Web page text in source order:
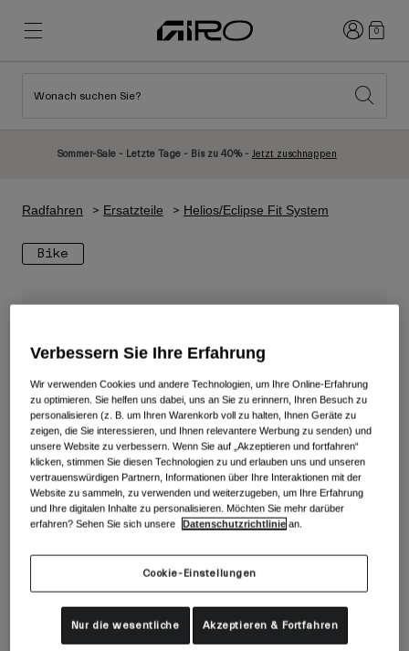
Neuzugänge
Rennrad Helme
Kinder Fahrradhelme
Alle anzeigen
Schuhe
Rennrad Schuhe
Mountainbike Schuhe
Gravel Schuhe
Neuzugänge
Ski
Damen
Ersatzteile
Alle anzeigen
Schutzbrillen
Ski
Snowboard
Mit austauschbaren Gläsern
Damen
Anmelden
0
Wonach suchen Sie?
Sommer-Sale - Letzte Tage - Bis zu 40% - Jetzt zuschnappen
Radfahren Ersatzteile Helios/Eclipse Fit System
Bike
Verbessern Sie Ihre Erfahrung
Wir verwenden Cookies und andere Technologien, um Ihre Online-Erfahrung
zu optimieren. Sie helfen uns dabei, uns an Sie zu erinnern, Ihren Besuch zu
personalisieren (z. B. um Ihren Warenkorb voll zu halten, Ihnen Geräte zu
zeigen, die Sie interessieren, und Ihnen relevantere Werbung zu senden) und
unsere Website zu verbessern. Wenn Sie auf „Akzeptieren und fortfahren“
klicken, stimmen Sie diesen Technologien zu und erlauben uns und unseren
vertrauenswürdigen Partnern, Informationen über Ihre Interaktionen mit der
Website zu sammeln, zu verwenden und weiterzugeben, um Ihre Erfahrung
und Ihre digitalen Inhalte zu personalisieren. Möchten Sie mehr darüber
erfahren? Sehen Sie sich unsere
Datenschutzrichtlinie an.
Cookie-Einstellungen
Nur die wesentliche Akzeptieren & Fortfahren